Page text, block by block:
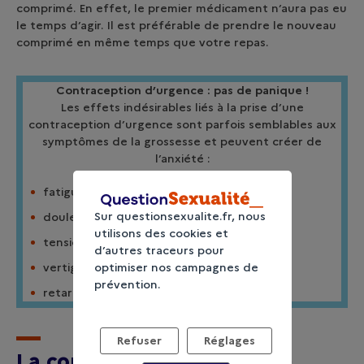
comprimé. En effet, le premier médicament n’aura pas eu
le temps d’agir. Il est préférable de prendre le nouveau
comprimé en même temps que votre repas.
Contraception d’urgence : pas de panique !
Les effets indésirables liés à la prise d’une
contraception d’urgence sont parfois semblables aux
symptômes de la grossesse et peuvent créer de
l’anxiété :
fatigue ;
douleurs abdominales basses ;
tension dans les seins ;
vertiges et maux de tête ;
retard de règles.
Sur questionsexualite.fr, nous
utilisons des cookies et
d’autres traceurs pour
optimiser nos campagnes de
prévention.
Refuser Réglages